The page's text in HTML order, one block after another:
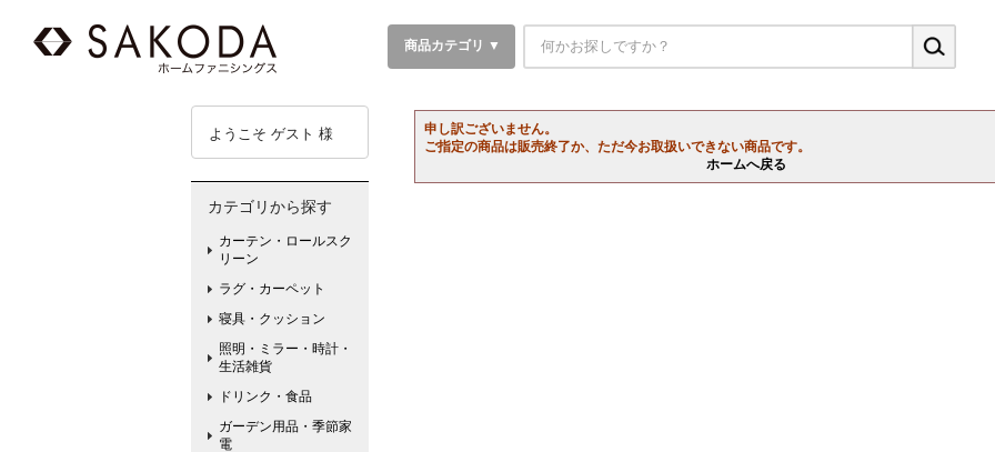
商品カテゴリ ▼
申し訳ございません。
ご指定の商品は販売終了か、ただ今お取扱いできない商品です。
ホームへ戻る
ようこそ ゲスト 様
カテゴリから探す
カーテン・ロールスク
リーン
ラグ・カーペット
寝具・クッション
照明・ミラー・時計・
生活雑貨
ドリンク・食品
ガーデン用品・季節家
電